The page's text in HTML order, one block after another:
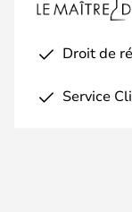
Droit de
Service